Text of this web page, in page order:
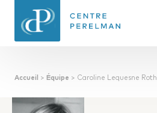
Accueil > Équipe > Caroline Lequesne Roth